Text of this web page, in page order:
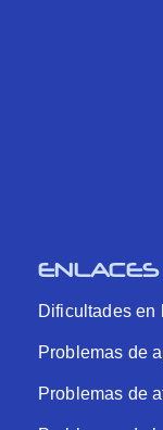
Dificultades en
Problemas de
Problemas de